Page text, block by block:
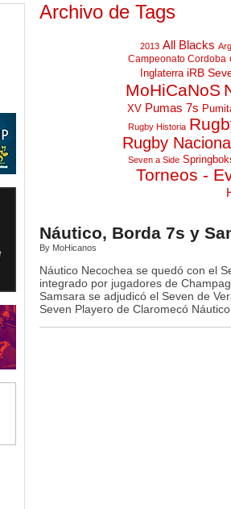
Archivo de Tags
2013 All Blacks
Campeonato Cordoba
Inglaterra iRB
MoHiCaNoS
XV Pumas 7s
Rugby Historia
Rugby
Seven a Side
Torneos -
Náutico, Borda 7s y
By MoHicanos
Náutico Necochea se quedó con el
integrado por jugadores de
Samsara se adjudicó el Seven de
Seven Playero de Claromecó
0
Zelanda arrancó su gira...
3 0
TOP 10 A |
hoy la
0
Argentina,
4